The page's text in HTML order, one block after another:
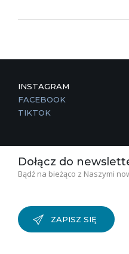
INSTAGRAM
FACEBOOK
TIKTOK
Dołącz do
Bądź na bieżąco z Naszymi
ZAPISZ SIĘ